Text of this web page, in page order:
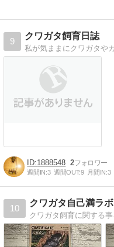
9
クワガタ飼育日誌
1888548 2
週間IN:3 週間OUT:9 月間IN:3
10
クワガタ自己満ラボ